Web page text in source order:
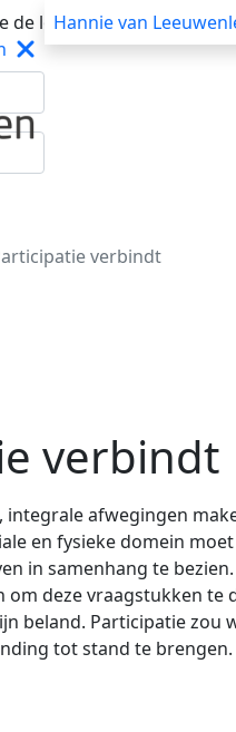
Hannie van
de lokale overheid
verbindt
verbindt
afwegingen
en fysieke domein
in samenhang te
om deze vraagstukken te
beland. Participatie zou
tot stand te brengen.